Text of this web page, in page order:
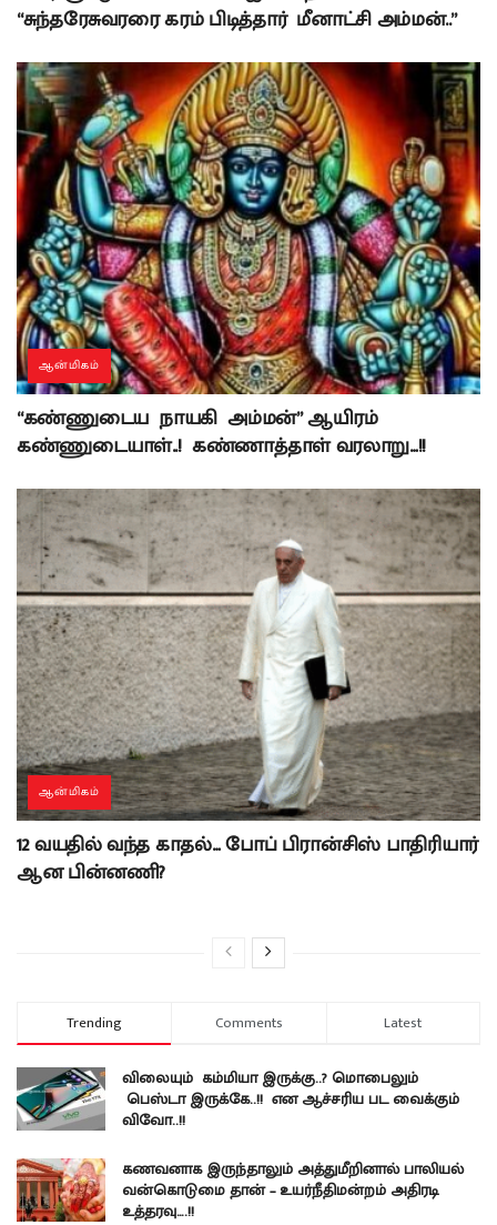
“சுந்தரேசுவரரை கரம் பிடித்தார் மீனாட்சி அம்மன்..”
ஆன்மிகம்
“கண்ணுடைய நாயகி அம்மன்” ஆயிரம்
கண்ணுடையாள்..! கண்ணாத்தாள் வரலாறு…!!
ஆன்மிகம்
12 வயதில் வந்த காதல்… போப் பிரான்சிஸ் பாதிரியார்
ஆன பின்னணி?
Trending Comments Latest
விலையும் கம்மியா இருக்கு..? மொபைலும்
பெஸ்டா இருக்கே..!! என ஆச்சரிய பட வைக்கும்
விவோ..!!
கணவனாக இருந்தாலும் அத்துமீறினால் பாலியல்
வன்கொடுமை தான் – உயர்நீதிமன்றம் அதிரடி
உத்தரவு….!!